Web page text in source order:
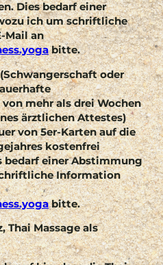
Dies bedarf einer
ich um schriftliche
Mail an
bitte.
oder
mehr als drei Wochen
ärztlichen Attestes)
von 5er-Karten auf die
kostenfrei
bedarf einer Abstimmung
Information
bitte.
Thai Massage als